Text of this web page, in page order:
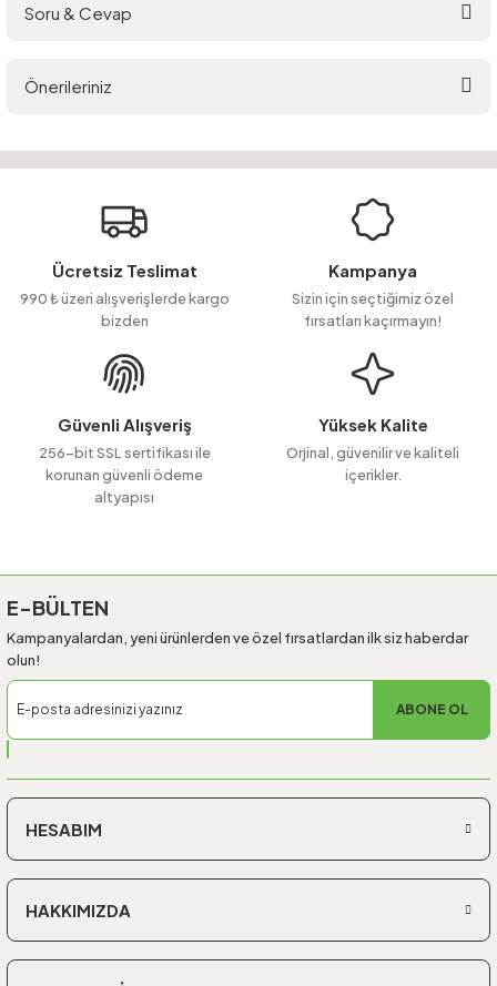
Soru & Cevap
Soru Sor
Önerileriniz
Görüş ve önerileriniz için teşekkür ederiz.
Ürün resmi kalitesiz, bozuk veya görüntülenemiyor.
Ürün açıklamasında eksik bilgiler bulunuyor.
Ürün bilgilerinde hatalar bulunuyor.
Ürün fiyatı diğer sitelerden daha pahalı.
Bu ürüne benzer farklı alternatifler olmalı.
Ücretsiz Teslimat
990 ₺ üzeri alışverişlerde kargo
bizden
Kampanya
Sizin için seçtiğimiz özel
fırsatları kaçırmayın!
Güvenli Alışveriş
256-bit SSL sertifikası ile
korunan güvenli ödeme
altyapısı
Yüksek Kalite
Orjinal, güvenilir ve kaliteli
içerikler.
E-BÜLTEN
Kampanyalardan, yeni ürünlerden ve özel fırsatlardan ilk siz haberdar
olun!
ABONE OL
HESABIM
HAKKIMIZDA